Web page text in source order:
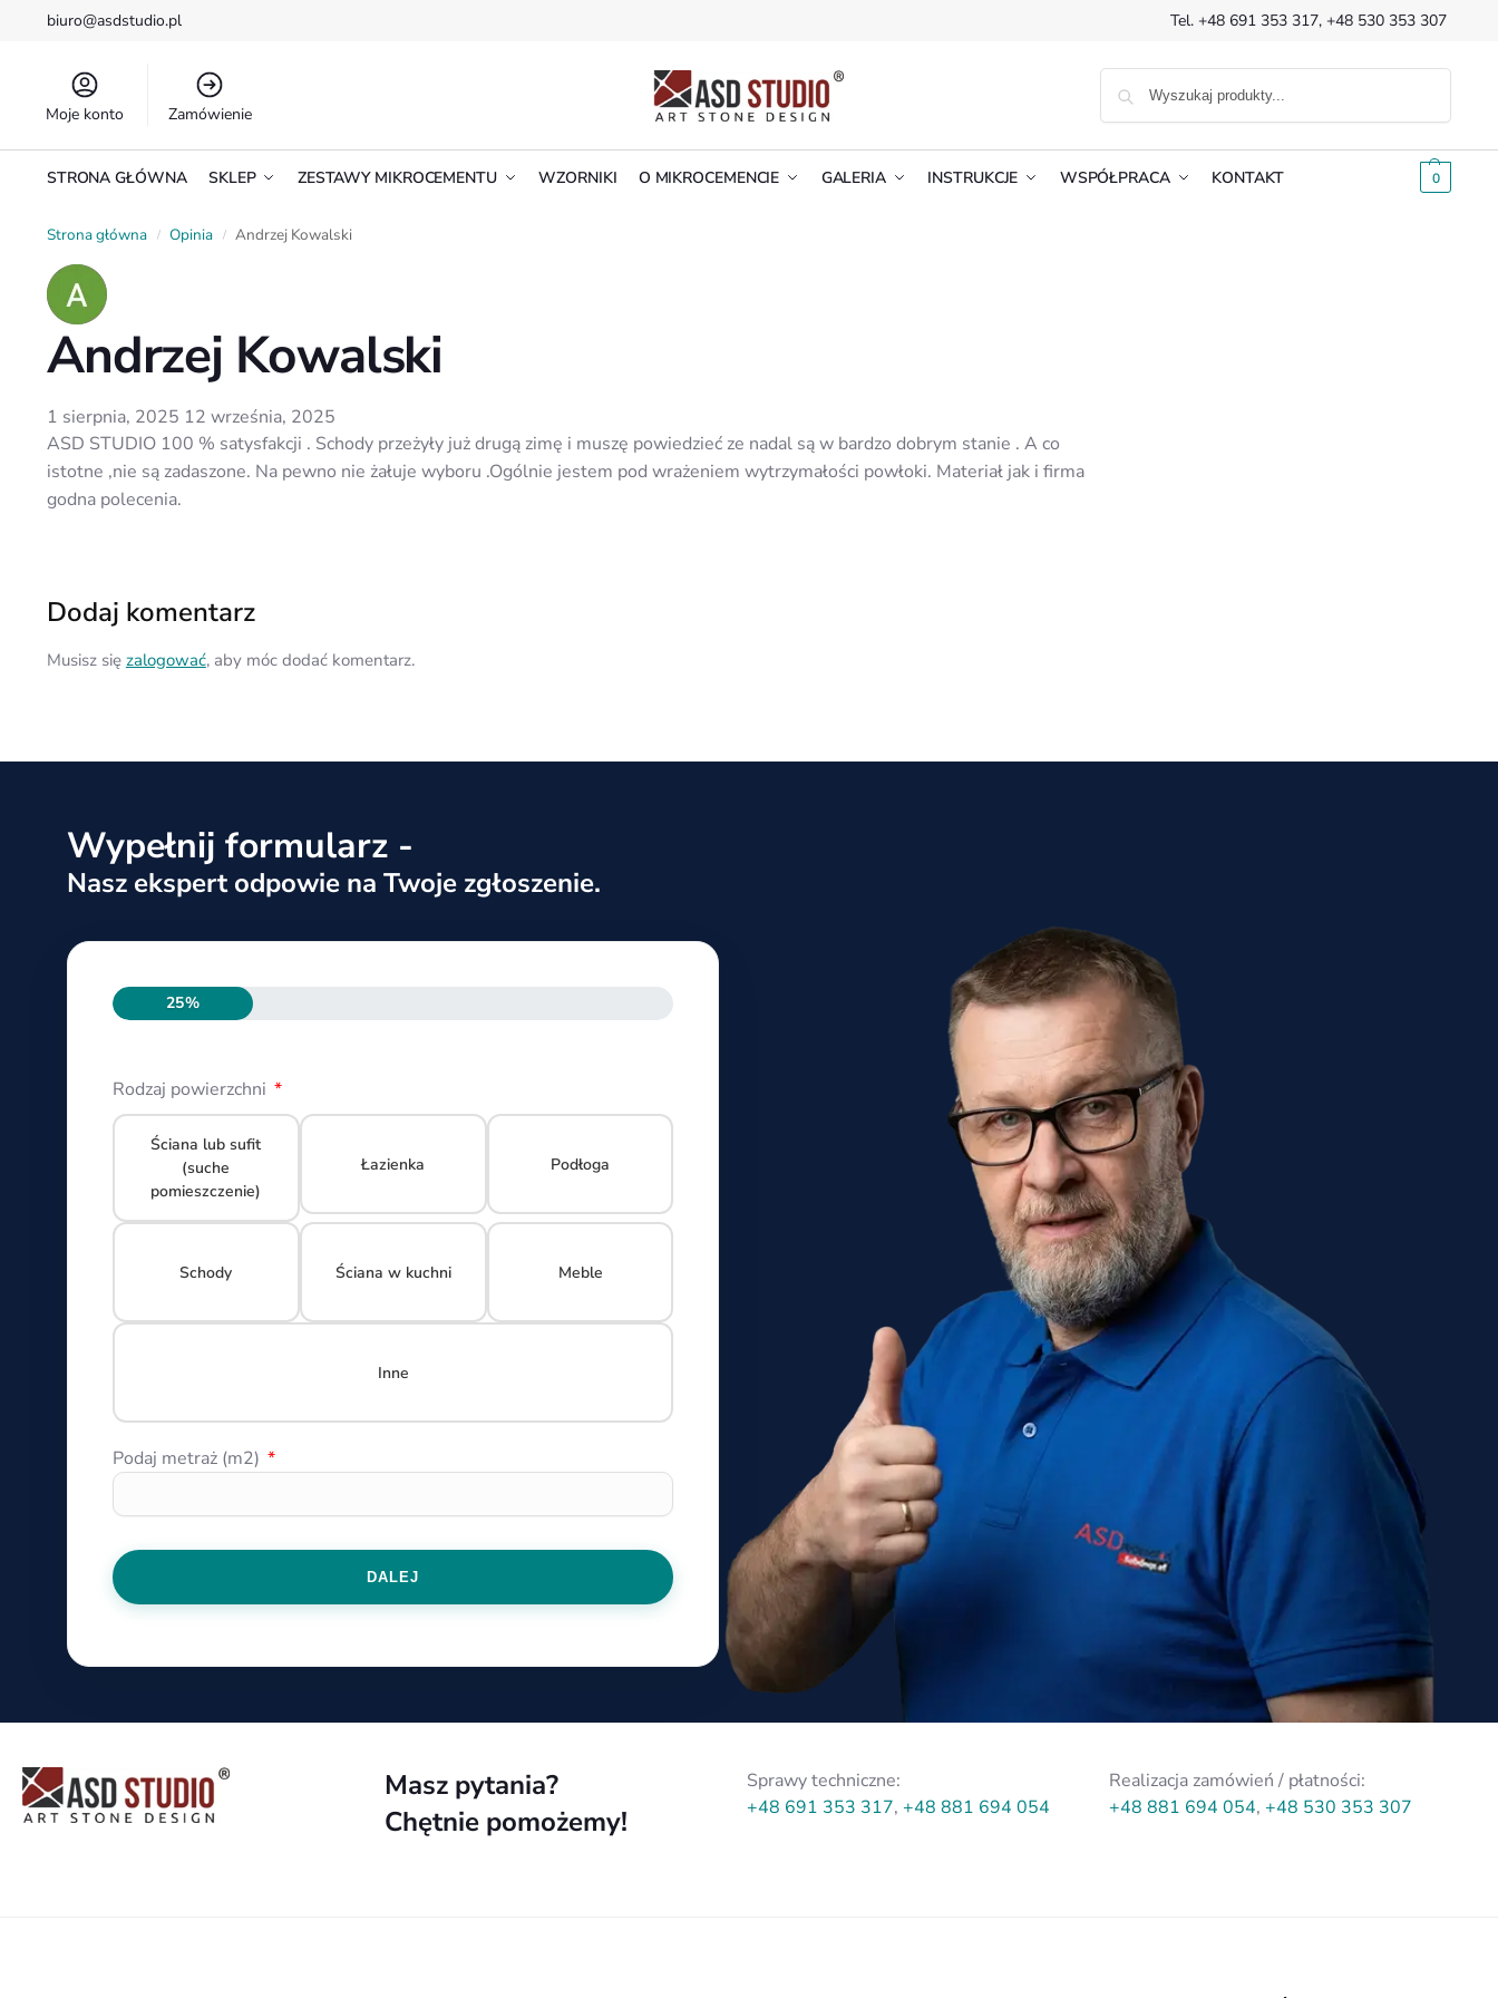
biuro@asdstudio.pl Tel. +48 691 353 317, +48 530 353 307
Moje konto Zamówienie
STRONA GŁÓWNA SKLEP ZESTAWY MIKROCEMENTU WZORNIKI O MIKROCEMENCIE GALERIA INSTRUKCJE WSPÓŁPRACA KONTAKT 0
Strona główna / Opinia / Andrzej Kowalski
Andrzej Kowalski
1 sierpnia, 2025 12 września, 2025
ASD STUDIO 100 % satysfakcji . Schody przeżyły już drugą zimę i muszę powiedzieć ze nadal są w bardzo dobrym stanie . A co
istotne ,nie są zadaszone. Na pewno nie żałuje wyboru .Ogólnie jestem pod wrażeniem wytrzymałości powłoki. Materiał jak i firma
godna polecenia.
Dodaj komentarz
Musisz się zalogować, aby móc dodać komentarz.
Wypełnij formularz -
Nasz ekspert odpowie na Twoje zgłoszenie.
25%
Rodzaj powierzchni
Ściana lub sufit
(suche
pomieszczenie)
Łazienka Podłoga
Schody Ściana w kuchni Meble
Inne
Podaj metraż (m2)
DALEJ
Masz pytania?
Chętnie pomożemy!
Sprawy techniczne:
+48 691 353 317, +48 881 694 054
Realizacja zamówień / płatności:
+48 881 694 054, +48 530 353 307